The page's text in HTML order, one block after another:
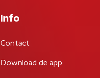
Info
Contact
Download de app